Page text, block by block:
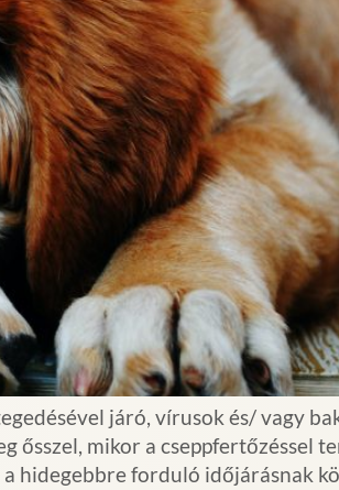
járó, vírusok és/ vagy
ősszel, mikor a cseppfertőzéssel
hidegebbre forduló időjárásnak